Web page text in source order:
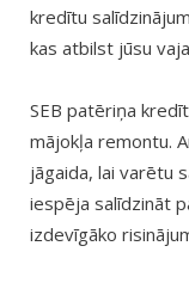
kredītu
kas atbilst jūsu
SEB patēriņa
mājokļa remontu.
jāgaida, lai varētu
iespēja salīdzināt
izdevīgāko